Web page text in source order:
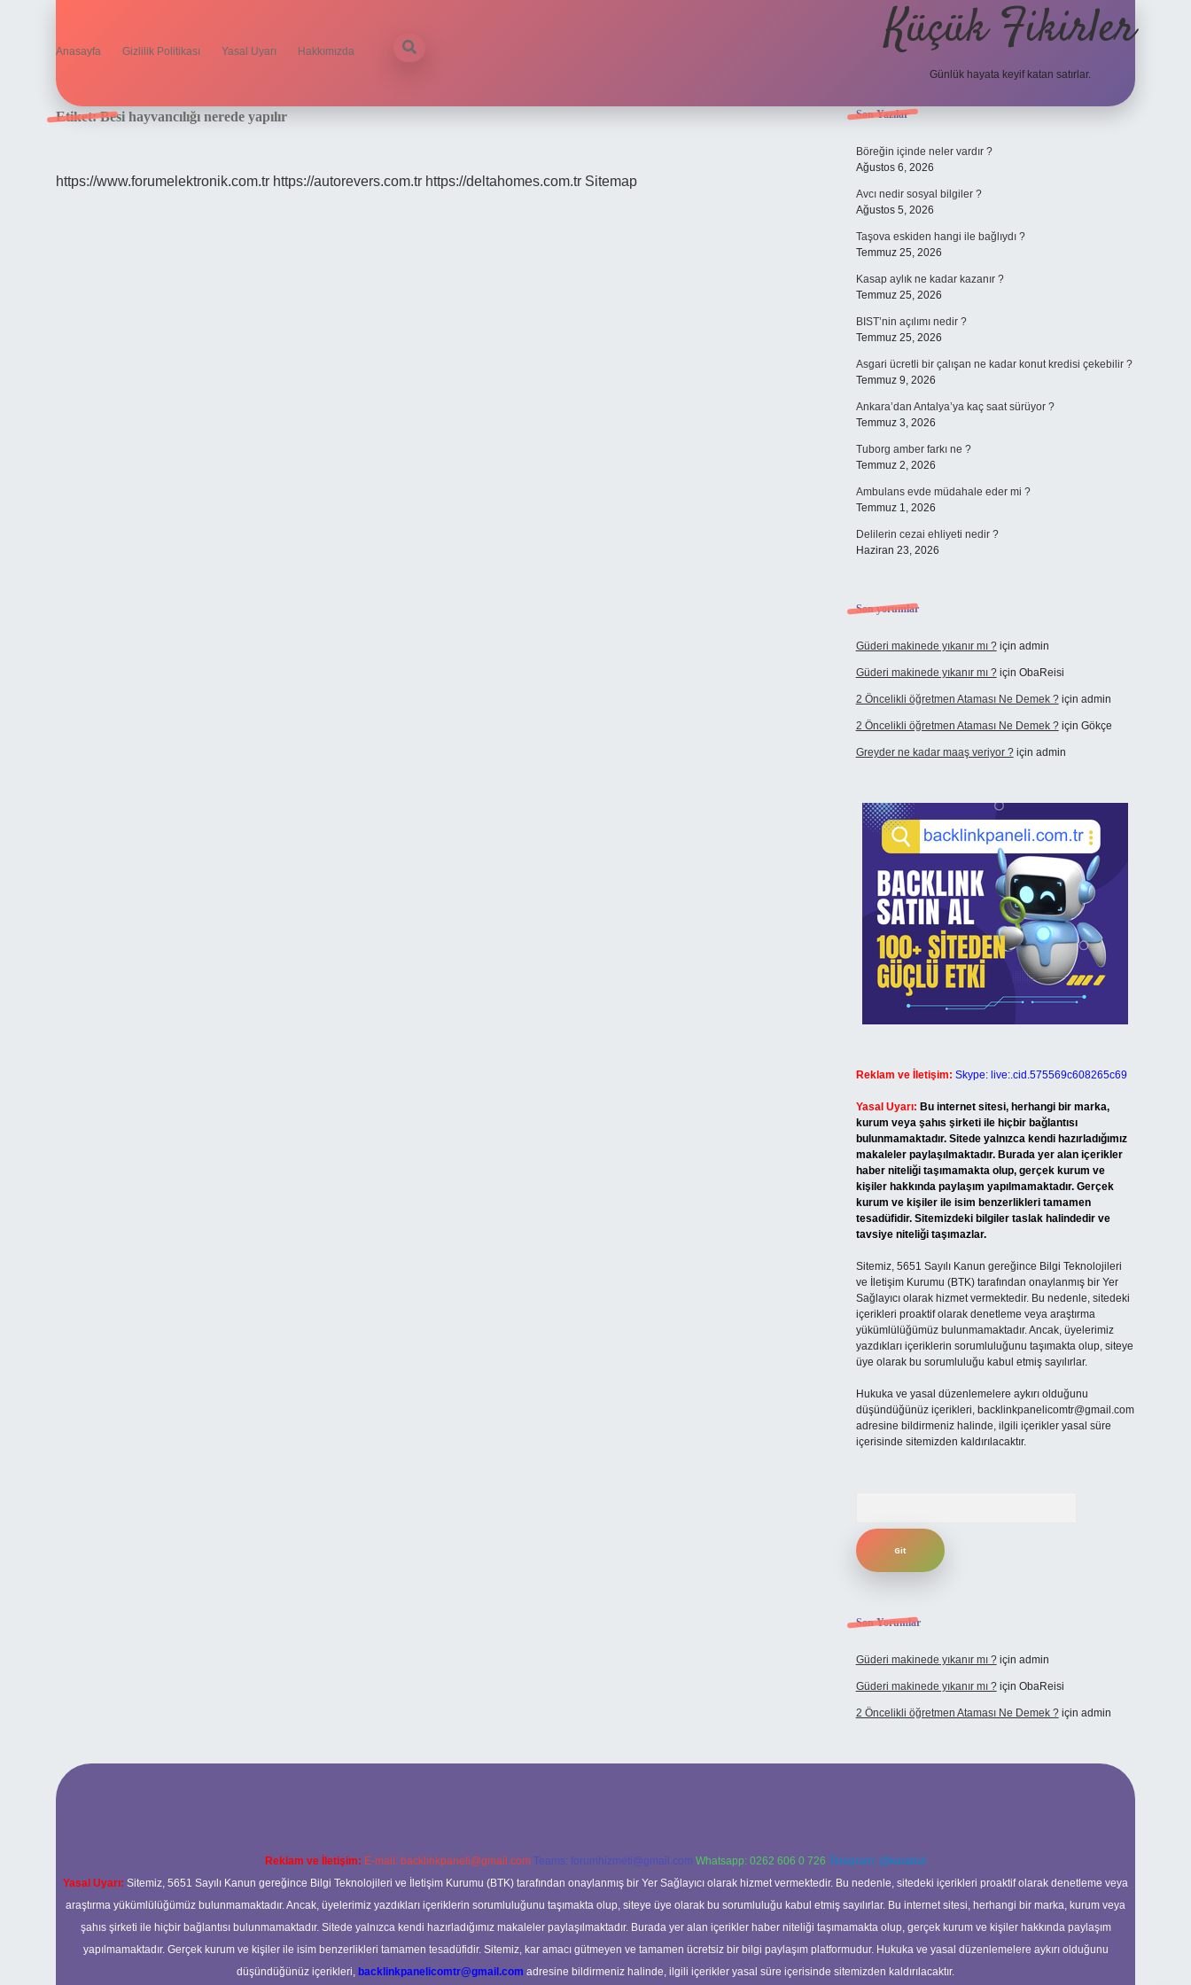
Anasayfa Gizlilik Politikası Yasal Uyarı Hakkımızda Küçük Fikirler
Günlük hayata keyif katan satırlar.
Etiket:Besi hayvancılığı nerede yapılır
https://www.forumelektronik.com.tr https://autorevers.com.tr https://deltahomes.com.tr Sitemap
Sidebar
Son Yazılar
Böreğin içinde neler vardır ?
Ağustos 6, 2026
Avcı nedir sosyal bilgiler ?
Ağustos 5, 2026
Taşova eskiden hangi ile bağlıydı ?
Temmuz 25, 2026
Kasap aylık ne kadar kazanır ?
Temmuz 25, 2026
BIST’nin açılımı nedir ?
Temmuz 25, 2026
Asgari ücretli bir çalışan ne kadar konut kredisi çekebilir ?
Temmuz 9, 2026
Ankara’dan Antalya’ya kaç saat sürüyor ?
Temmuz 3, 2026
Tuborg amber farkı ne ?
Temmuz 2, 2026
Ambulans evde müdahale eder mi ?
Temmuz 1, 2026
Delilerin cezai ehliyeti nedir ?
Haziran 23, 2026
Son yorumlar
Güderi makinede yıkanır mı ?için admin
Güderi makinede yıkanır mı ?için ObaReisi
2 Öncelikli öğretmen Ataması Ne Demek ?için admin
2 Öncelikli öğretmen Ataması Ne Demek ?için Gökçe
Greyder ne kadar maaş veriyor ?için admin
Reklam ve İletişim: Skype: live:.cid.575569c608265c69
Yasal Uyarı: Bu internet sitesi, herhangi bir marka,
kurum veya şahıs şirketi ile hiçbir bağlantısı
bulunmamaktadır. Sitede yalnızca kendi hazırladığımız
makaleler paylaşılmaktadır. Burada yer alan içerikler
haber niteliği taşımamakta olup, gerçek kurum ve
kişiler hakkında paylaşım yapılmamaktadır. Gerçek
kurum ve kişiler ile isim benzerlikleri tamamen
tesadüfidir. Sitemizdeki bilgiler taslak halindedir ve
tavsiye niteliği taşımazlar.
Sitemiz, 5651 Sayılı Kanun gereğince Bilgi Teknolojileri
ve İletişim Kurumu (BTK) tarafından onaylanmış bir Yer
Sağlayıcı olarak hizmet vermektedir. Bu nedenle, sitedeki
içerikleri proaktif olarak denetleme veya araştırma
yükümlülüğümüz bulunmamaktadır. Ancak, üyelerimiz
yazdıkları içeriklerin sorumluluğunu taşımakta olup, siteye
üye olarak bu sorumluluğu kabul etmiş sayılırlar.
Hukuka ve yasal düzenlemelere aykırı olduğunu
düşündüğünüz içerikleri, backlinkpanelicomtr@gmail.com
adresine bildirmeniz halinde, ilgili içerikler yasal süre
içerisinde sitemizden kaldırılacaktır.
Son Yorumlar
Güderi makinede yıkanır mı ?için admin
Güderi makinede yıkanır mı ?için ObaReisi
2 Öncelikli öğretmen Ataması Ne Demek ?için admin
Reklam ve İletişim: E-mail: backlinkpaneli@gmail.com Teams: forumhizmeti@gmail.com Whatsapp: 0262 606 0 726 Telegram: @karabul
Yasal Uyarı: Sitemiz, 5651 Sayılı Kanun gereğince Bilgi Teknolojileri ve İletişim Kurumu (BTK) tarafından onaylanmış bir Yer Sağlayıcı olarak hizmet vermektedir. Bu nedenle, sitedeki içerikleri proaktif olarak denetleme veya
araştırma yükümlülüğümüz bulunmamaktadır. Ancak, üyelerimiz yazdıkları içeriklerin sorumluluğunu taşımakta olup, siteye üye olarak bu sorumluluğu kabul etmiş sayılırlar. Bu internet sitesi, herhangi bir marka, kurum veya
şahıs şirketi ile hiçbir bağlantısı bulunmamaktadır. Sitede yalnızca kendi hazırladığımız makaleler paylaşılmaktadır. Burada yer alan içerikler haber niteliği taşımamakta olup, gerçek kurum ve kişiler hakkında paylaşım
yapılmamaktadır. Gerçek kurum ve kişiler ile isim benzerlikleri tamamen tesadüfidir. Sitemiz, kar amacı gütmeyen ve tamamen ücretsiz bir bilgi paylaşım platformudur. Hukuka ve yasal düzenlemelere aykırı olduğunu
düşündüğünüz içerikleri, backlinkpanelicomtr@gmail.com adresine bildirmeniz halinde, ilgili içerikler yasal süre içerisinde sitemizden kaldırılacaktır.